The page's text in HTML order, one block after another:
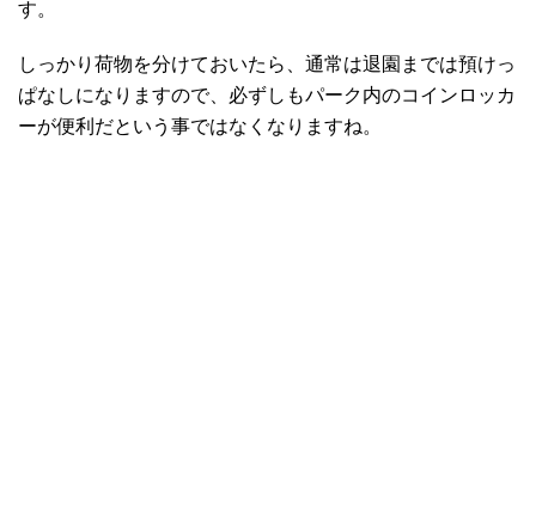
す。
しっかり荷物を分けておいたら、通常は退園までは預けっ
ぱなしになりますので、必ずしもパーク内のコインロッカ
ーが便利だという事ではなくなりますね。